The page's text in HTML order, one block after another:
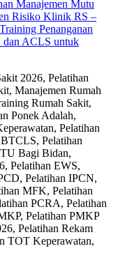
Manajemen Mutu
Risiko Klinik RS –
Penanganan
dan ACLS untuk
2026, Pelatihan
Manajemen Rumah
Rumah Sakit,
Ponek Adalah,
Pelatihan
Pelatihan
Bagi Bidan,
Pelatihan EWS,
Pelatihan IPCN,
MFK, Pelatihan
PCRA, Pelatihan
Pelatihan PMKP
Pelatihan Rekam
TOT Keperawatan,